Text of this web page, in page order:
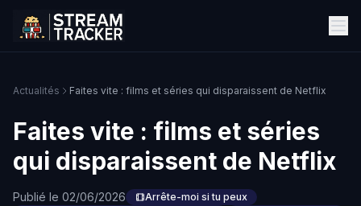
Actualités Faites vite : films et séries qui disparaissent de Netflix
Faites vite : films et séries
qui disparaissent de Netflix
Publié le 02/06/2026
Arrête-moi si tu peux